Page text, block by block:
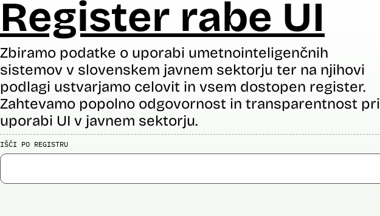
Register rabe UI
Zbiramo podatke o uporabi umetnointeligenčnih
sistemov v slovenskem javnem sektorju ter na njihovi
podlagi ustvarjamo celovit in vsem dostopen register.
Zahtevamo popolno odgovornost in transparentnost pri
uporabi UI v javnem sektorju.
IŠČI PO REGISTRU